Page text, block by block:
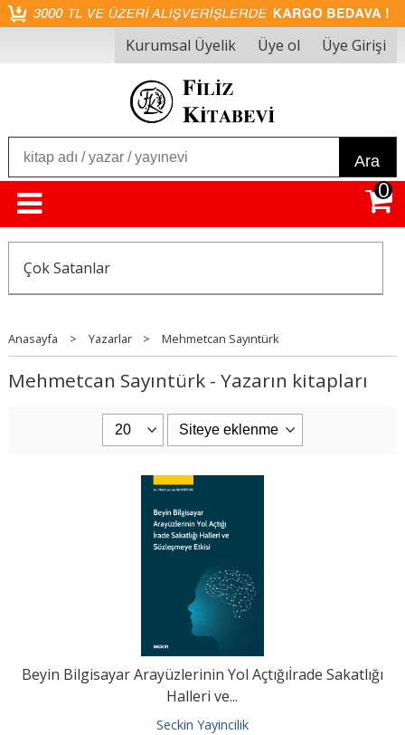
Kurumsal Üyelik Üye ol Üye Girişi
Ara
0
Çok Satanlar
Anasayfa > Yazarlar > Mehmetcan Sayıntürk
Mehmetcan Sayıntürk - Yazarın kitapları
Beyin Bilgisayar Arayüzlerinin Yol Açtığıİrade Sakatlığı
Halleri ve...
Seckin Yayincilik